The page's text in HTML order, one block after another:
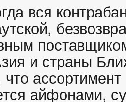
вся
и страны
айфонами,